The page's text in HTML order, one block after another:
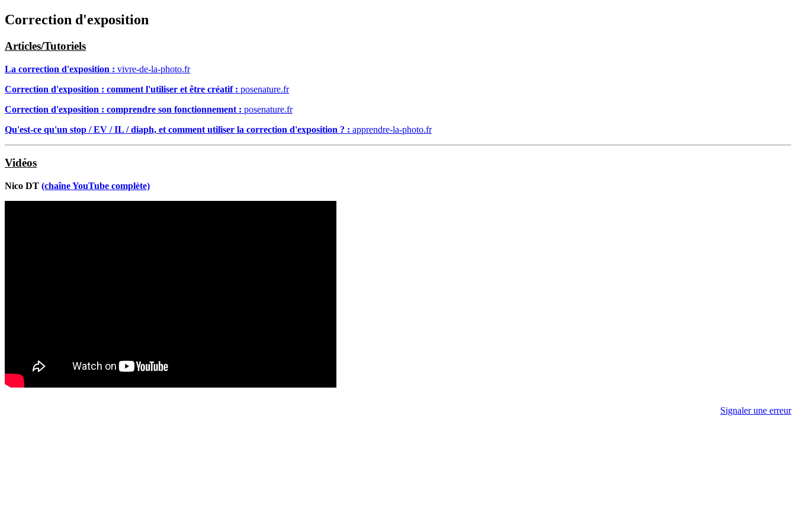
Correction d'exposition
Articles/Tutoriels
La correction d'exposition : vivre-de-la-photo.fr
Correction d'exposition : comment l'utiliser et être créatif : posenature.fr
Correction d'exposition : comprendre son fonctionnement : posenature.fr
Qu'est-ce qu'un stop / EV / IL / diaph, et comment utiliser la correction d'exposition ? : apprendre-la-photo.fr
Vidéos
Nico DT (chaîne YouTube complète)
Signaler une erreur